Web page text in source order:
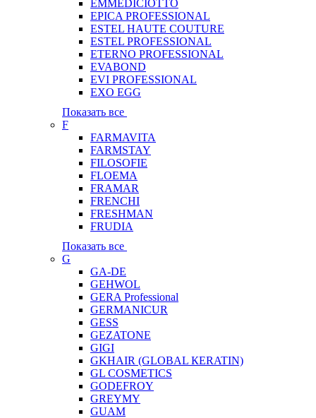
EMMEDICIOTTO
EPICA PROFESSIONAL
ESTEL HAUTE COUTURE
ESTEL PROFESSIONAL
ETERNO PROFESSIONAL
EVABOND
EVI PROFESSIONAL
EXO EGG
Показать все
F
FARMAVITA
FARMSTAY
FILOSOFIE
FLOEMA
FRAMAR
FRENCHI
FRESHMAN
FRUDIA
Показать все
G
GA-DE
GEHWOL
GERA Professional
GERMANICUR
GESS
GEZATONE
GIGI
GKHAIR (GLOBAL КЕRATIN)
GL COSMETICS
GODEFROY
GREYMY
GUAM